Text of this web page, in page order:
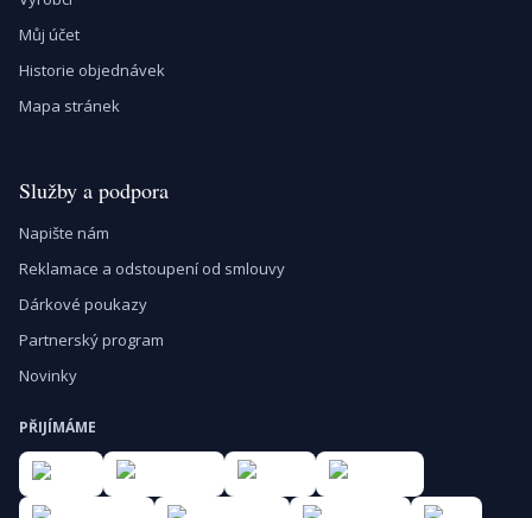
Můj účet
Historie objednávek
Mapa stránek
Služby a podpora
Napište nám
Reklamace a odstoupení od smlouvy
Dárkové poukazy
Partnerský program
Novinky
PŘIJÍMÁME